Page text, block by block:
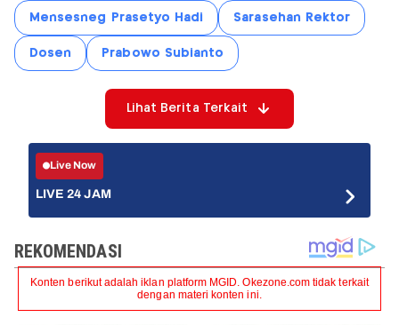
Mensesneg Prasetyo Hadi Sarasehan Rektor
Dosen Prabowo Subianto
Lihat Berita Terkait
Live Now
LIVE 24 JAM